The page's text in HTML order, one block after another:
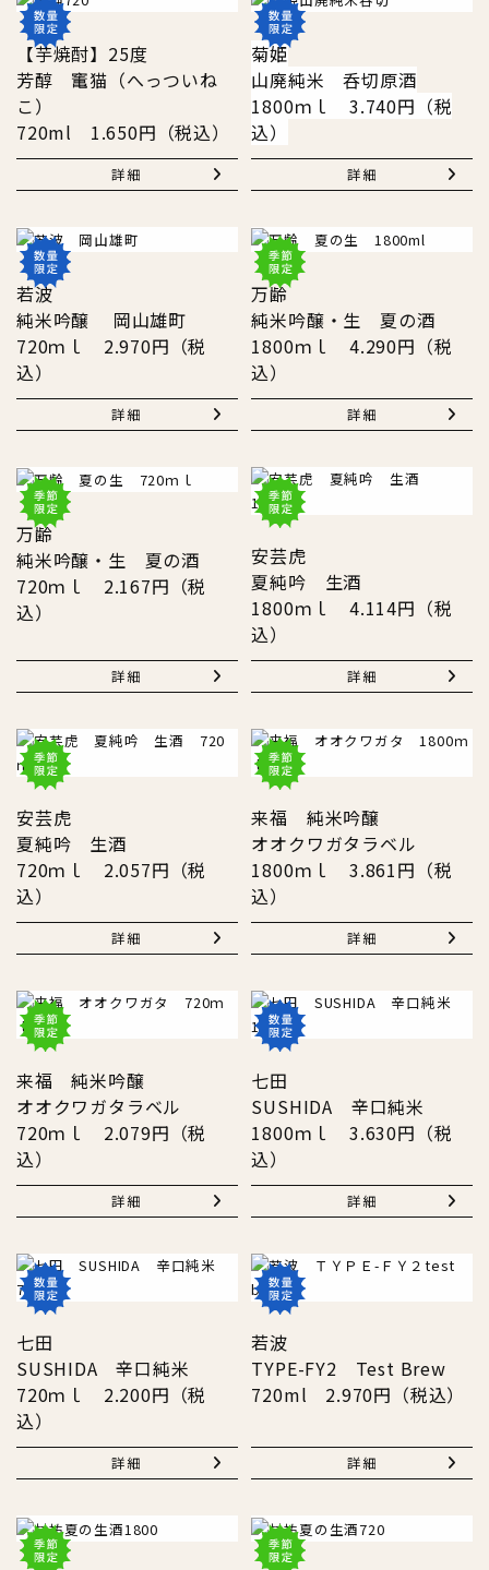
【芋焼酎】25度
芳醇 竃猫（へっついね
こ）
720ml 1.650円（税込）
詳細
菊姫
山廃純米 呑切原酒
1800ｍｌ 3.740円（税
込）
詳細
若波
純米吟醸 岡山雄町
720ｍｌ 2.970円（税
込）
詳細
万齢
純米吟醸・生 夏の酒
1800ｍｌ 4.290円（税
込）
詳細
万齢
純米吟醸・生 夏の酒
720ｍｌ 2.167円（税
込）
詳細
安芸虎
夏純吟 生酒
1800ｍｌ 4.114円（税
込）
詳細
安芸虎
夏純吟 生酒
720ｍｌ 2.057円（税
込）
詳細
来福 純米吟醸
オオクワガタラベル
1800ｍｌ 3.861円（税
込）
詳細
来福 純米吟醸
オオクワガタラベル
720ｍｌ 2.079円（税
込）
詳細
七田
SUSHIDA 辛口純米
1800ｍｌ 3.630円（税
込）
詳細
七田
SUSHIDA 辛口純米
720ｍｌ 2.200円（税
込）
詳細
若波
TYPE-FY2 Test Brew
720ml 2.970円（税込）
詳細